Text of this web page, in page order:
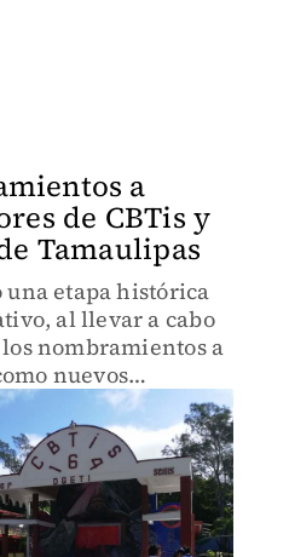
a
de CBTis y
Tamaulipas
una etapa histórica
al llevar a cabo
nombramientos a
nuevos
estado